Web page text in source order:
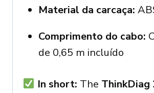
Material da carcaça:
Comprimento do cabo:
de 0,65 m incluído
In short: The ThinkDiag